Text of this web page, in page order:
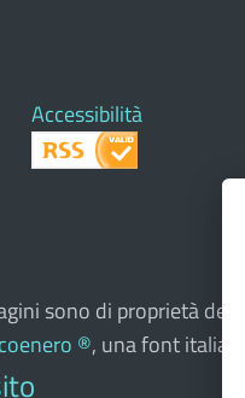
Accessibilità
sono di proprietà del
®, una font